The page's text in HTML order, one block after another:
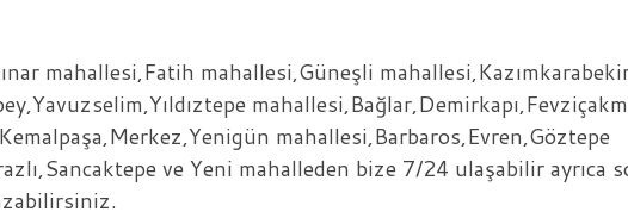
mahallesi,Fatih mahallesi,Güneşli
mahallesi,Barbaros,Evren,Göztepe
ve Yeni mahalleden bize 7/24 ulaşabilir ayrıca